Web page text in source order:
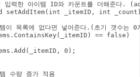
력한 아이템 ID와 카운트를 더해준다.
setAddItem(int _itemID, int
목록에 없다면 넣어준다.(초기 갯수는 0
== false)
0);
수량 증가 적용